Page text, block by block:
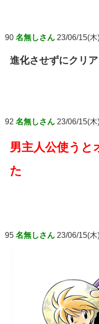
90 名無しさん 23/06/15(
進化させずにクリ
92 名無しさん 23/06/15(
男主人公使うと
た
95 名無しさん 23/06/15(